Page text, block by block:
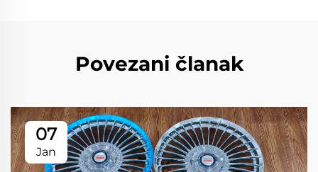
Povezani članak
07
Jan